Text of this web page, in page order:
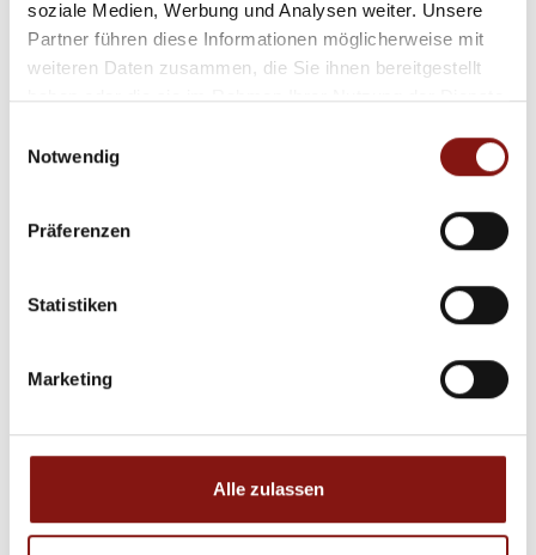
soziale Medien, Werbung und Analysen weiter. Unsere
Partner führen diese Informationen möglicherweise mit
weiteren Daten zusammen, die Sie ihnen bereitgestellt
haben oder die sie im Rahmen Ihrer Nutzung der Dienste
Notwendig
Präferenzen
Statistiken
Marketing
Alle zulassen
gegenüber der Universität!
Etagenwohnung
30 m²
1
Verkauft! Pfiffige 3-Zimmer-Wohnung in Passau-
Etagenwohnung